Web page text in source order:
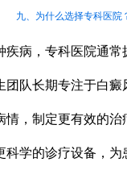
九、为什么选择专科医院
疾病，专科医院通常
团队长期专注于白癜
情，制定更有效的治
科学的诊疗设备，为